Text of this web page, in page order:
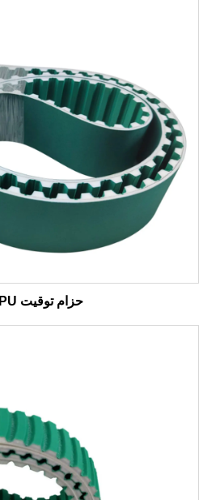
حزام توقيت XH PU